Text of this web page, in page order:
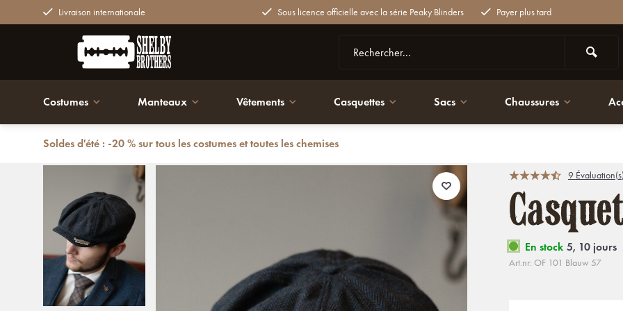
Livraison internationale Sous licence officielle avec la série Peaky Blinders Payer plus tard
Costumes Manteaux Vêtements Casquettes Sacs Chaussures
Soldes d'été : -20 % sur tous les costumes et toutes les chemises
Retour Casquette Shelby Bleu
9 Évaluation(s)
En stock 5, 10 jours
Art.nr: OF 101 Blauw 57